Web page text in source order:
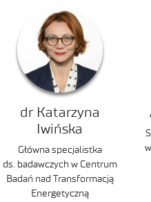
dr Katarzyna
Iwińska
Główna specjalistka
ds. badawczych w Centrum
Badań nad Transformacją
Energetyczną